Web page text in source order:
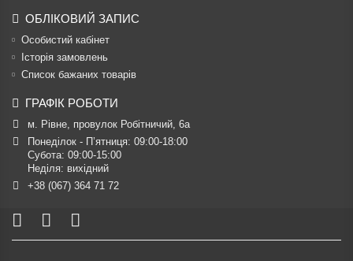
ОБЛІКОВИЙ ЗАПИС
Особистий кабінет
Історія замовлень
Список бажаних товарів
ГРАФІК РОБОТИ
м. Рівне, провулок Робітничий, 6а
Понеділок - П’ятниця: 09:00-18:00
Субота: 09:00-15:00
Неділя: вихідний
+38 (067) 364 71 72